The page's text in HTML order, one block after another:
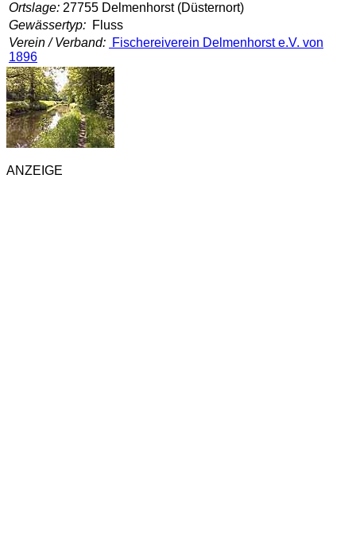
Ortslage: 27755 Delmenhorst (Düsternort)
Gewässertyp: Fluss
Verein / Verband: Fischereiverein Delmenhorst e.V. von
1896
ANZEIGE